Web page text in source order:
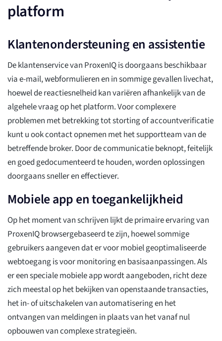
platform
Klantenondersteuning en assistentie
De klantenservice van ProxenIQ is doorgaans beschikbaar
via e-mail, webformulieren en in sommige gevallen livechat,
hoewel de reactiesnelheid kan variëren afhankelijk van de
algehele vraag op het platform. Voor complexere
problemen met betrekking tot storting of accountverificatie
kunt u ook contact opnemen met het supportteam van de
betreffende broker. Door de communicatie beknopt, feitelijk
en goed gedocumenteerd te houden, worden oplossingen
doorgaans sneller en effectiever.
Mobiele app en toegankelijkheid
Op het moment van schrijven lijkt de primaire ervaring van
ProxenIQ browsergebaseerd te zijn, hoewel sommige
gebruikers aangeven dat er voor mobiel geoptimaliseerde
webtoegang is voor monitoring en basisaanpassingen. Als
er een speciale mobiele app wordt aangeboden, richt deze
zich meestal op het bekijken van openstaande transacties,
het in- of uitschakelen van automatisering en het
ontvangen van meldingen in plaats van het vanaf nul
opbouwen van complexe strategieën.